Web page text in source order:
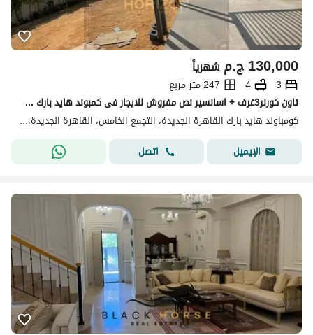
ج.م130,000 شهرياً
3
4
247 متر مربع
تاون كورنر3غرف + اسانسير نص مفروش للايجار فى كمبوند هايد بارك townhouse for rent in Hyde Park Compound.
كومباوند هايد بارك القاهرة الجديدة، التجمع الخامس، القاهرة الجديدة، القاهرة
الإيميل
اتصل